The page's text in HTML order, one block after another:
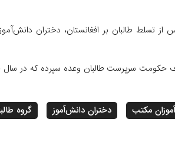
تسلط طالبان بر افغانستان، دختران
حکومت سرپرست طالبان وعده سپرده که در
مکتب دختران دانش‌آموز گروه